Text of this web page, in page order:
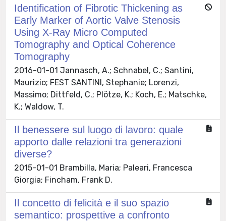
Identification of Fibrotic Thickening as
Early Marker of Aortic Valve Stenosis
Using X-Ray Micro Computed
Tomography and Optical Coherence
Tomography
2016-01-01 Jannasch, A.; Schnabel, C.; Santini,
Maurizio; FEST SANTINI, Stephanie; Lorenzi,
Massimo; Dittfeld, C.; Plötze, K.; Koch, E.; Matschke,
K.; Waldow, T.
Il benessere sul luogo di lavoro: quale
apporto dalle relazioni tra generazioni
diverse?
2015-01-01 Brambilla, Maria; Paleari, Francesca
Giorgia; Fincham, Frank D.
Il concetto di felicità e il suo spazio
semantico: prospettive a confronto